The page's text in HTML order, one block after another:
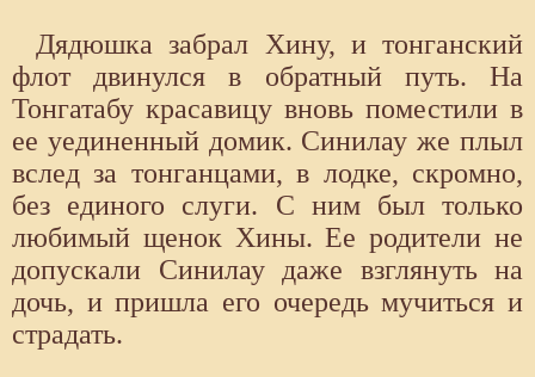
Дядюшка забрал Хину, и тонганский
флот двинулся в обратный путь. На
Тонгатабу красавицу вновь поместили в
ее уединенный домик. Синилау же плыл
вслед за тонганцами, в лодке, скромно,
без единого слуги. С ним был только
любимый щенок Хины. Ее родители не
допускали Синилау даже взглянуть на
дочь, и пришла его очередь мучиться и
страдать.